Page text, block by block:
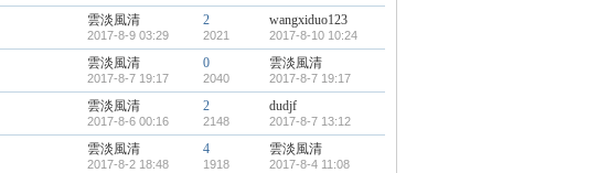
雲淡風清
2017-8-9 03:29
2
2021
wangxiduo123
2017-8-10 10:24
雲淡風清
2017-8-7 19:17
0
2040
雲淡風清
2017-8-7 19:17
雲淡風清
2017-8-6 00:16
2
2148
dudjf
2017-8-7 13:12
雲淡風清
2017-8-2 18:48
4
1918
雲淡風清
2017-8-4 11:08